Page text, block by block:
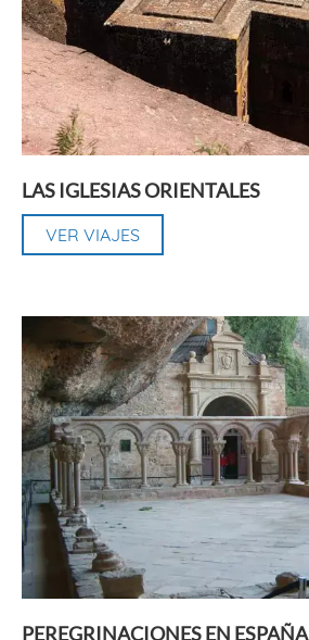
LAS IGLESIAS ORIENTALES
VER VIAJES
PEREGRINACIONES EN ESPAÑA